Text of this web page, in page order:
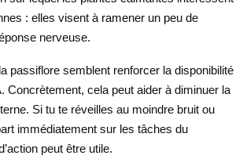
: elles visent à ramener un peu de
nerveuse.
passiflore semblent renforcer la disponibilité
Concrètement, cela peut aider à diminuer la
Si tu te réveilles au moindre bruit ou
immédiatement sur les tâches du
peut être utile.